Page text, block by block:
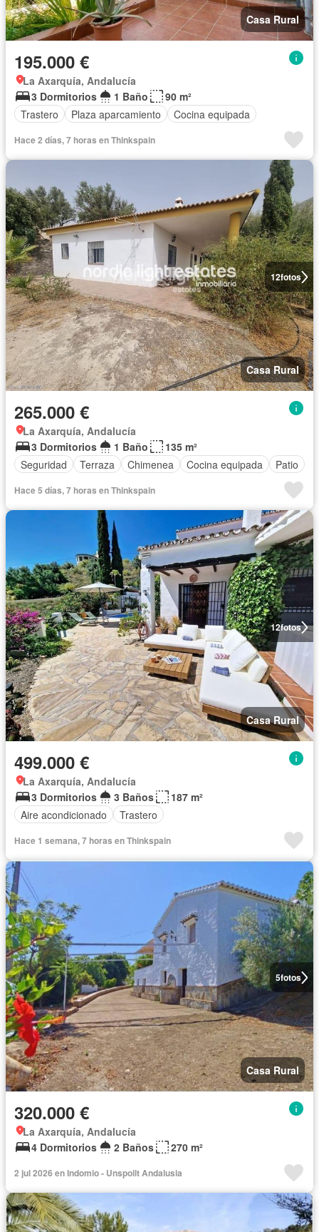
Casa Rural
195.000 €
La Axarquía, Andalucía
3 Dormitorios
1 Baño
90 m²
Trastero
Plaza aparcamiento Cocina equipada
Hace 2 días, 7 horas en Thinkspain
12fotos
Casa Rural
265.000 €
La Axarquía, Andalucía
3 Dormitorios
1 Baño
135 m²
Seguridad
Terraza Chimenea Cocina equipada Patio
Hace 5 días, 7 horas en Thinkspain
12fotos
Casa Rural
499.000 €
La Axarquía, Andalucía
3 Dormitorios
3 Baños
187 m²
Aire acondicionado
Trastero
Hace 1 semana, 7 horas en Thinkspain
5fotos
Casa Rural
320.000 €
La Axarquía, Andalucía
4 Dormitorios
2 Baños 270 m²
2 jul 2026 en Indomio - Unspoilt Andalusia